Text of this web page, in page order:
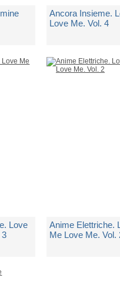
Ancora Insieme.
Love Me. Vol. 4
Love
3
Anime Elettriche.
Me Love Me. Vol.